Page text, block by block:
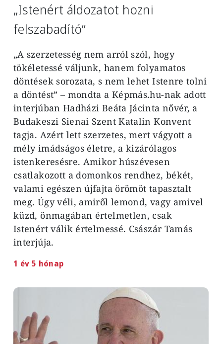
„Istenért áldozatot hozni
felszabadító”
„A szerzetesség nem arról szól, hogy
tökéletessé váljunk, hanem folyamatos
döntések sorozata, s nem lehet Istenre tolni
a döntést” – mondta a Képmás.hu-nak adott
interjúban Hadházi Beáta Jácinta nővér, a
Budakeszi Sienai Szent Katalin Konvent
tagja. Azért lett szerzetes, mert vágyott a
mély imádságos életre, a kizárólagos
istenkeresésre. Amikor húszévesen
csatlakozott a domonkos rendhez, békét,
valami egészen újfajta örömöt tapasztalt
meg. Úgy véli, amiről lemond, vagy amivel
küzd, önmagában értelmetlen, csak
Istenért válik értelmessé. Császár Tamás
interjúja.
1 év 5 hónap
Image